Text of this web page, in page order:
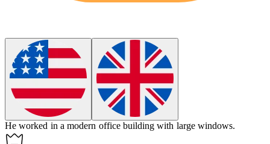
He worked in a modern office building with large windows.